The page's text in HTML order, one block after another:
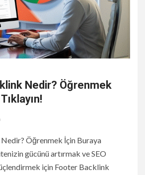
Nedir? Öğrenmek
Öğrenmek İçin Buraya
gücünü artırmak ve SEO
için Footer Backlink